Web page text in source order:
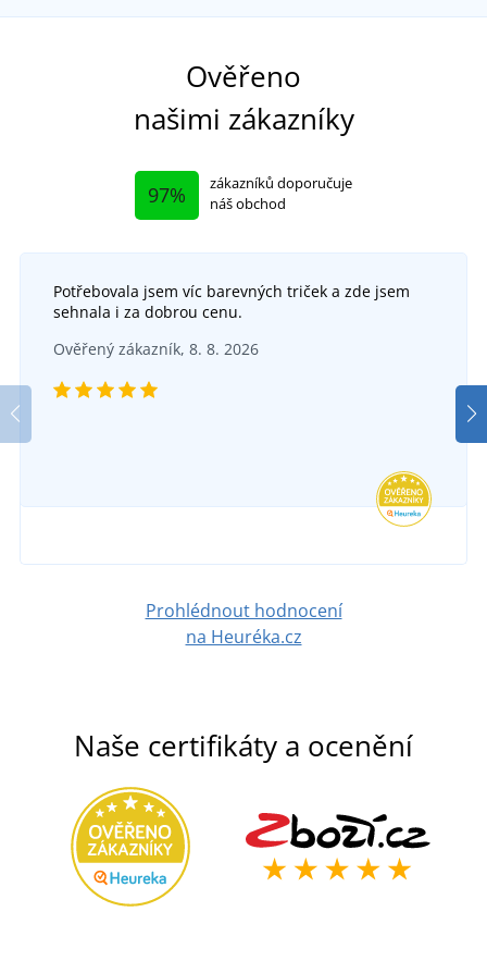
HEKATE
Montérkové kalhoty s laclem CXS STRETCH
1 229 Kč
Ověřeno
našimi zákazníky
97%
zákazníků doporučuje
náš obchod
Potřebovala jsem víc barevných triček a zde jsem
sehnala i za dobrou cenu.
Ověřený zákazník, 8. 8. 2026
Prohlédnout hodnocení
na Heuréka.cz
Naše certifikáty a ocenění